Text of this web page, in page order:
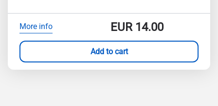
More info EUR14.00
Add to cart